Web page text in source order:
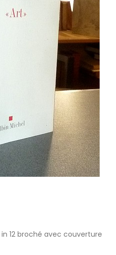
12 broché avec couverture